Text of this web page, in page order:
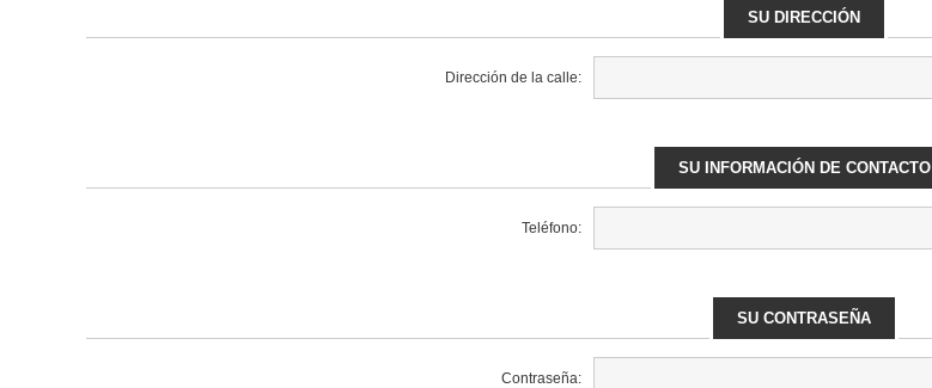
SU DIRECCIÓN
Dirección de la calle:
SU INFORMACIÓN DE CONTACTO
Teléfono:
SU CONTRASEÑA
Contraseña: